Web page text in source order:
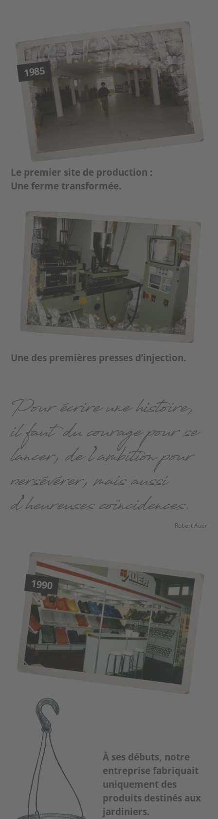
1985
Le premier site de production :
Une ferme transformée.
Une des premières presses d’injection.
Pour écrire une histoire,
il faut du courage pour se
lancer, de l’ambition pour
persévérer, mais aussi
d’heureuses coïncidences.
Robert Auer
1990
À ses débuts, notre
entreprise fabriquait
uniquement des
produits destinés aux
jardiniers.